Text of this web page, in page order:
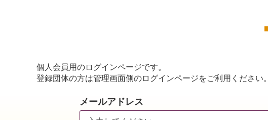
個人会員用のログインページです。
登録団体の方は管理画面側のログインページをご利用ください。
メールアドレス